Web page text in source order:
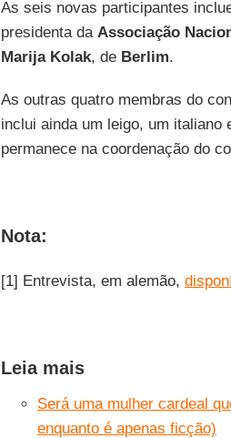
As seis novas participantes
presidenta da Associação
Marija Kolak, de Berlim.
As outras quatro membras do
inclui ainda um leigo, um italiano
permanece na coordenação do
Nota:
[1] Entrevista, em alemão,
Leia mais
Será uma mulher cardeal
enquanto é apenas ficção)